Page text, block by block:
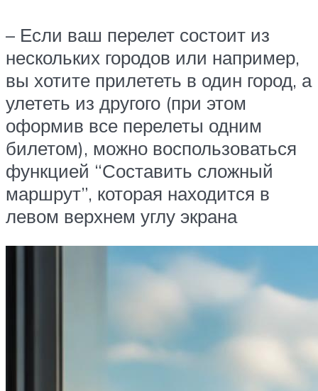
– Если ваш перелет состоит из
нескольких городов или например,
вы хотите прилететь в один город, а
улететь из другого (при этом
оформив все перелеты одним
билетом), можно воспользоваться
функцией “Составить сложный
маршрут”, которая находится в
левом верхнем углу экрана